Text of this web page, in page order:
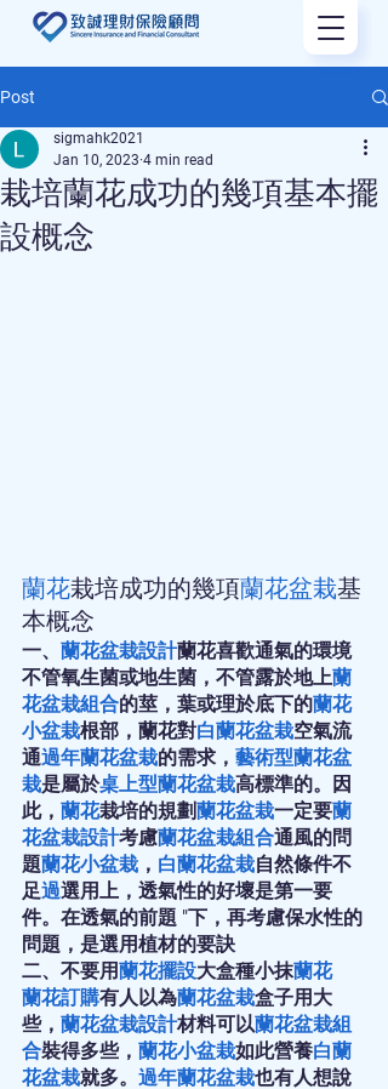
Post
栽培蘭花成功的幾項基本擺
設概念
sigmahk2021
Jan 10, 2023 4 min read
蘭花栽培成功的幾項蘭花盆栽基
本概念
一、 蘭花盆栽設計蘭花喜歡通氣的環境
不管氧生菌或地生菌，不管露於地上蘭
花盆栽組合的莖，葉或理於底下的蘭花
小盆栽根部，蘭花對白蘭花盆栽空氣流
通過年蘭花盆栽的需求， 藝術型蘭花盆
栽是屬於桌上型蘭花盆栽高標準的。因
此， 蘭花栽培的規劃蘭花盆栽一定要蘭
花盆栽設計考慮蘭花盆栽組合通風的問
題蘭花小盆栽 ， 白蘭花盆栽自然條件不
足過選用上，透氣性的好壞是第一要
件。在透氣的前題 "下，再考慮保水性的
問題，是選用植材的要訣
二、不要用蘭花擺設大盒種小抹蘭花
蘭花訂購有人以為蘭花盆栽盒子用大
些， 蘭花盆栽設計材料可以蘭花盆栽組
合裝得多些， 蘭花小盆栽如此營養白蘭
花盆栽就多。 過年蘭花盆栽也有人想說